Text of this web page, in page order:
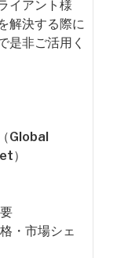
イアント様
解決する際に
是非ご活用く
Global
）
・市場シェ